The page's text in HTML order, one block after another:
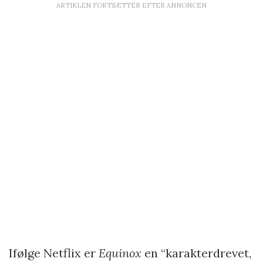
ARTIKLEN FORTSÆTTER EFTER ANNONCEN
Ifølge Netflix er Equinox en “karakterdrevet,